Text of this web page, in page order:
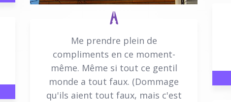
Me prendre plein de
compliments en ce moment-
même. Même si tout ce gentil
monde a tout faux. (Dommage
qu'ils aient tout faux, mais c'est